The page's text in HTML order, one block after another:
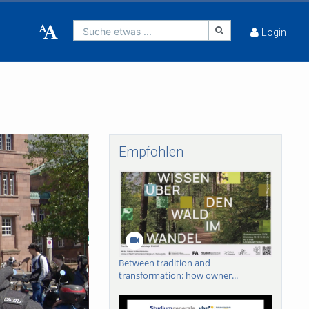
Suche etwas ... Login
Empfohlen
Between tradition and
transformation: how owner...